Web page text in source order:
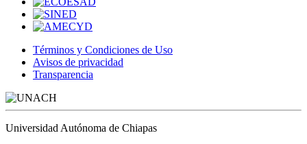
Términos y Condiciones de Uso
Avisos de privacidad
Transparencia
Universidad Autónoma de Chiapas